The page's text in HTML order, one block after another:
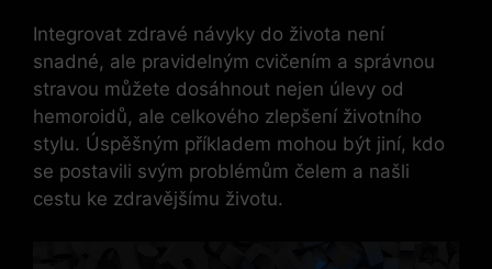
Integrovat zdravé návyky do života není
snadné, ale pravidelným cvičením a správnou
stravou můžete dosáhnout nejen úlevy od
hemoroidů, ale celkového zlepšení životního
stylu. Úspěšným příkladem mohou být jiní, kdo
se postavili svým problémům čelem a našli
cestu ke zdravějšímu životu.